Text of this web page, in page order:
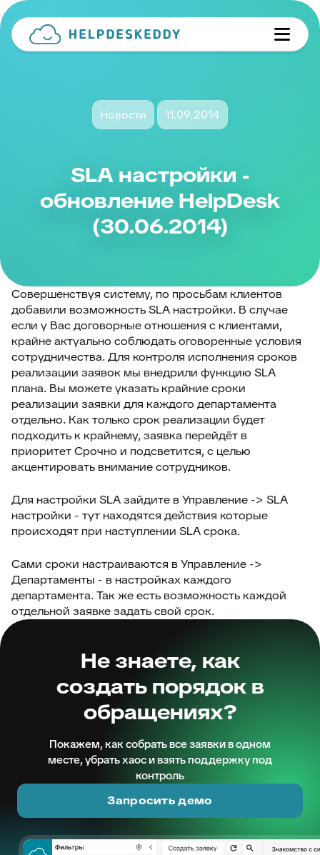
Новости 11.09.2014
SLA настройки -
обновление HelpDesk
(30.06.2014)
Совершенствуя систему, по просьбам клиентов
добавили возможность SLA настройки. В случае
если у Вас договорные отношения с клиентами,
крайне актуально соблюдать оговоренные условия
сотрудничества. Для контроля исполнения сроков
реализации заявок мы внедрили функцию SLA
плана. Вы можете указать крайние сроки
реализации заявки для каждого департамента
отдельно. Как только срок реализации будет
подходить к крайнему, заявка перейдёт в
приоритет Срочно и подсветится, с целью
акцентировать внимание сотрудников.
Для настройки SLA зайдите в Управление -> SLA
настройки - тут находятся действия которые
происходят при наступлении SLA срока.
Сами сроки настраиваются в Управление ->
Департаменты - в настройках каждого
департамента. Так же есть возможность каждой
отдельной заявке задать свой срок.
Не знаете, как
создать порядок в
обращениях?
Покажем, как собрать все заявки в одном
месте, убрать хаос и взять поддержку под
контроль
Запросить демо